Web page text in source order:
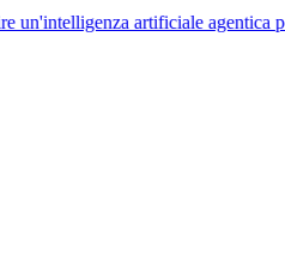
artificiale agentica per la